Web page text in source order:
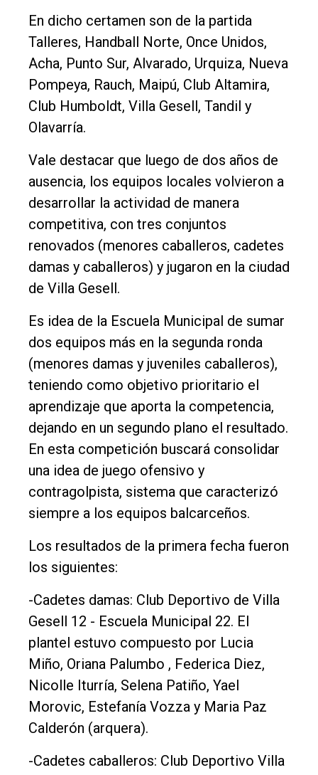
Cultura
Entrevistas
Rural
Deportes
Edición
Empresa
Nosotros
Contacto
En dicho certamen son de la partida
Talleres, Handball Norte, Once Unidos,
Acha, Punto Sur, Alvarado, Urquiza, Nueva
Pompeya, Rauch, Maipú, Club Altamira,
Club Humboldt, Villa Gesell, Tandil y
Olavarría.
Vale destacar que luego de dos años de
ausencia, los equipos locales volvieron a
desarrollar la actividad de manera
competitiva, con tres conjuntos
renovados (menores caballeros, cadetes
damas y caballeros) y jugaron en la ciudad
de Villa Gesell.
Es idea de la Escuela Municipal de sumar
dos equipos más en la segunda ronda
(menores damas y juveniles caballeros),
teniendo como objetivo prioritario el
aprendizaje que aporta la competencia,
dejando en un segundo plano el resultado.
En esta competición buscará consolidar
una idea de juego ofensivo y
contragolpista, sistema que caracterizó
siempre a los equipos balcarceños.
Los resultados de la primera fecha fueron
los siguientes:
-Cadetes damas: Club Deportivo de Villa
Gesell 12 - Escuela Municipal 22. El
plantel estuvo compuesto por Lucia
Miño, Oriana Palumbo , Federica Diez,
Nicolle Iturría, Selena Patiño, Yael
Morovic, Estefanía Vozza y Maria Paz
Calderón (arquera).
-Cadetes caballeros: Club Deportivo Villa